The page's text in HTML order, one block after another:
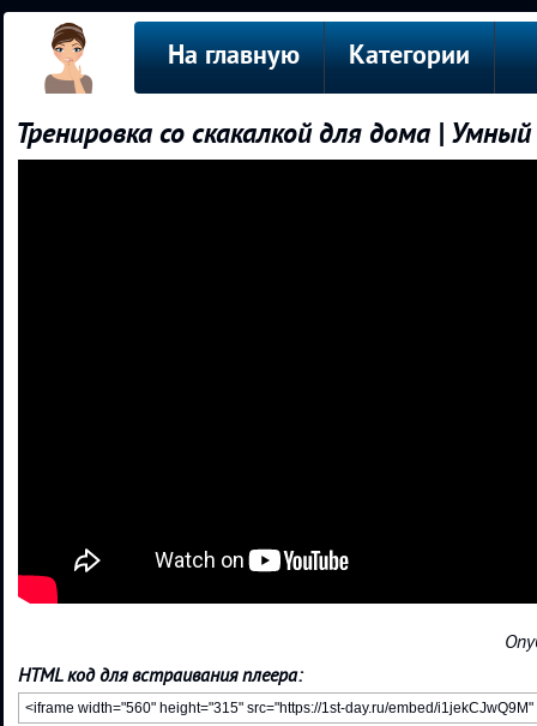
На главную Категории
Тренировка со скакалкой для дома |
HTML код для встраивания плеера: